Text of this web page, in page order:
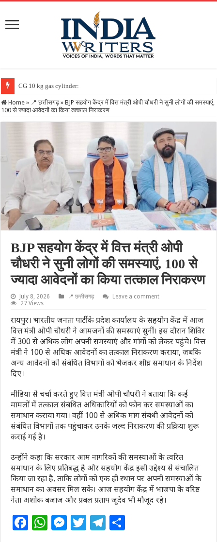
CG 10 kg gas cylinder: छत्तीसगढ़ में पहली बार मिलेगा
Home » 📍 छत्तीसगढ़ » BJP सहयोग केंद्र में वित्त मंत्री ओपी चौधरी ने सुनी लोगों की समस्याएं,
100 से ज्यादा आवेदनों का किया तत्काल निराकरण
BJP सहयोग केंद्र में वित्त मंत्री ओपी
चौधरी ने सुनी लोगों की समस्याएं, 100 से
ज्यादा आवेदनों का किया तत्काल निराकरण
July 8, 2026 📍 छत्तीसगढ़
Leave a comment
27 Views
रायपुर। भारतीय जनता पार्टी के प्रदेश कार्यालय के सहयोग केंद्र में आज
वित्त मंत्री ओपी चौधरी ने आमजनों की समस्याएं सुनीं। इस दौरान शिविर
में 300 से अधिक लोग अपनी समस्याएं और मांगों को लेकर पहुंचे। वित्त
मंत्री ने 100 से अधिक आवेदनों का तत्काल निराकरण कराया, जबकि
अन्य आवेदनों को संबंधित विभागों को भेजकर शीघ्र समाधान के निर्देश
दिए।
मीडिया से चर्चा करते हुए वित्त मंत्री ओपी चौधरी ने बताया कि कई
मामलों में तत्काल संबंधित अधिकारियों को फोन कर समस्याओं का
समाधान कराया गया। वहीं 100 से अधिक मांग संबंधी आवेदनों को
संबंधित विभागों तक पहुंचाकर उनके जल्द निराकरण की प्रक्रिया शुरू
कराई गई है।
उन्होंने कहा कि सरकार आम नागरिकों की समस्याओं के त्वरित
समाधान के लिए प्रतिबद्ध है और सहयोग केंद्र इसी उद्देश्य से संचालित
किया जा रहा है, ताकि लोगों को एक ही स्थान पर अपनी समस्याओं के
समाधान का अवसर मिल सके। आज सहयोग केंद्र में भाजपा के वरिष्ठ
नेता अशोक बजाज और प्रबल प्रताप जूदेव भी मौजूद रहे।
F W M T T